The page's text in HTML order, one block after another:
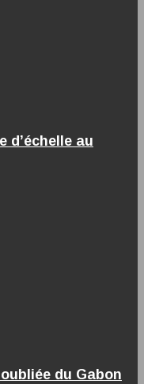
d’échelle au
du Gabon